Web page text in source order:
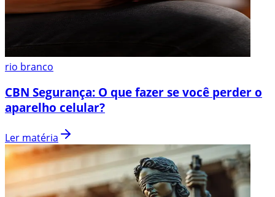
rio branco
CBN Segurança: O que fazer se você perder o
aparelho celular?
Ler matéria